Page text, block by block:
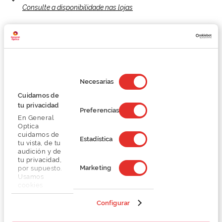
Cuidamos de
tu privacidad
En General
Optica
cuidamos de
tu vista, de tu
audición y de
tu privacidad,
por supuesto.
Usamos
propias y de
de
consentimiento
Necesarias
Preferencias
Estadística
Marketing
Configurar
Consulte a disponibilidade nas lojas
Produtos Relacionados